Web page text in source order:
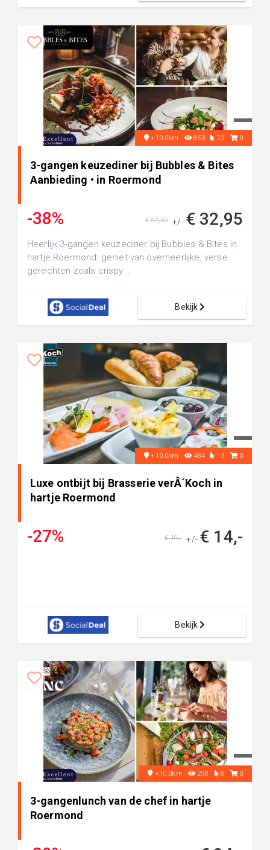
+10.0km 853 23 0
3-gangen keuzediner bij Bubbles & Bites
Aanbieding • in Roermond
-38% +/- € 32,95
€ 52,50
Heerlijk 3-gangen keuzediner bij Bubbles & Bites in
hartje Roermond: geniet van overheerlijke, verse
gerechten zoals crispy...
Bekijk
+10.0km 484 13 0
Luxe ontbijt bij Brasserie verÂ´Koch in
hartje Roermond
-27% +/- € 14,-
€ 19,-
Bekijk
+10.0km 298 8 0
3-gangenlunch van de chef in hartje
Roermond